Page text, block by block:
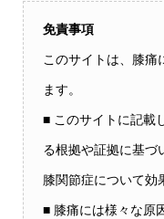
免責事項
このサイトは、膝痛
ます。
■ このサイトに記載
る根拠や証拠に基づ
膝関節症について効
■ 膝痛には様々な原